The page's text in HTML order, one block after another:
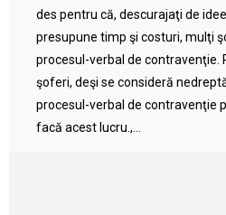
des pentru că, descurajaţi de
presupune timp şi costuri, mulţi
procesul-verbal de contravenţie.
şoferi, deşi se consideră
procesul-verbal de contravenţie
facă acest lucru.,...